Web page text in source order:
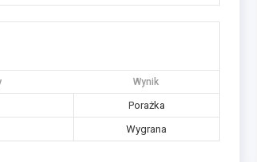
Wynik
Porażka
Wygrana